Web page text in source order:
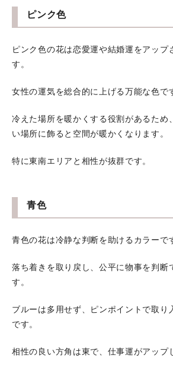
ピンク色
ピンク色の花は恋愛運や結婚運をアップ
す。
女性の運気を総合的に上げる万能な色で
冷えた場所を暖かくする役割があるため
い場所に飾ると空間が暖かくなります。
特に東南エリアと相性が抜群です。
青色
青色の花は冷静な判断を助けるカラーで
落ち着きを取り戻し、公平に物事を判断
す。
ブルーは多用せず、ピンポイントで取り
です。
相性の良い方角は東で、仕事運がアップ